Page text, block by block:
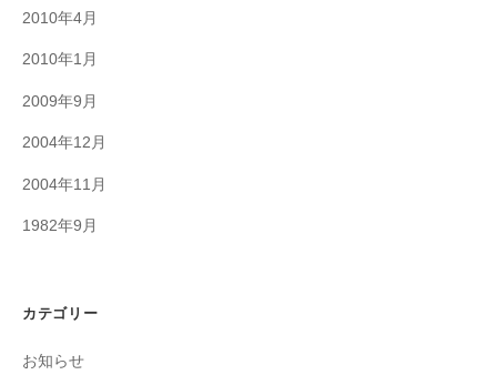
2010年4月
2010年1月
2009年9月
2004年12月
2004年11月
1982年9月
カテゴリー
お知らせ